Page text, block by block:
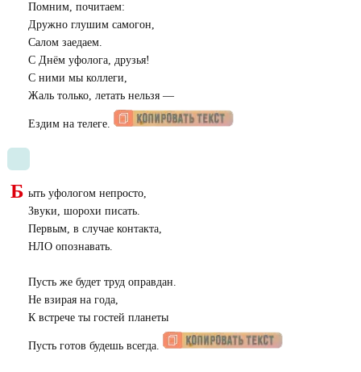
Помним, почитаем:
Дружно глушим самогон,
Салом заедаем.
С Днём уфолога, друзья!
С ними мы коллеги,
Жаль только, летать нельзя —
Ездим на телеге.
Б ыть уфологом непросто,
Звуки, шорохи писать.
Первым, в случае контакта,
НЛО опознавать.
Пусть же будет труд оправдан.
Не взирая на года,
К встрече ты гостей планеты
Пусть готов будешь всегда.